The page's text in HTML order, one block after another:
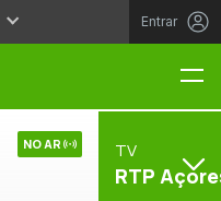
Entrar
NO AR TV
RTP